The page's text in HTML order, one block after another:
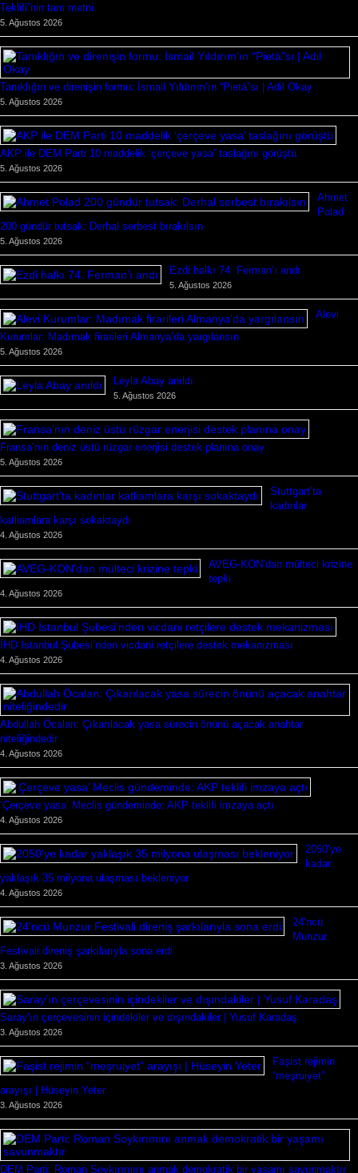
Teklifi”nin tam metni
5. Ağustos 2026
Tanıklığın ve direnişin formu: İsmail Yıldırım’ın “Pietà”sı | Adil Okay
5. Ağustos 2026
AKP ile DEM Parti 10 maddelik ‘çerçeve yasa’ taslağını görüştü
5. Ağustos 2026
Ahmet
Polad
200 gündür tutsak: Derhal serbest bırakılsın
5. Ağustos 2026
Ezdi halkı 74. Ferman’ı andı
5. Ağustos 2026
Alevi
Kurumlar: Madımak firarileri Almanya’da yargılansın
5. Ağustos 2026
Leyla Abay anıldı
5. Ağustos 2026
Fransa’nın deniz üstü rüzgar enerjisi destek planına onay
5. Ağustos 2026
Stuttgart’ta
kadınlar
katliamlara karşı sokaktaydı
4. Ağustos 2026
AVEG-KON’dan mülteci krizine
tepki
4. Ağustos 2026
İHD İstanbul Şubesi’nden vicdani retçilere destek mekanizması
4. Ağustos 2026
Abdullah Öcalan: Çıkarılacak yasa sürecin önünü açacak anahtar
niteliğindedir
4. Ağustos 2026
‘Çerçeve yasa’ Meclis gündeminde: AKP teklifi imzaya açtı
4. Ağustos 2026
2050’ye
kadar
yaklaşık 35 milyona ulaşması bekleniyor
4. Ağustos 2026
24’ncü
Munzur
Festivali direniş şarkılarıyla sona erdi
3. Ağustos 2026
Saray’ın çerçevesinin içindekiler ve dışındakiler | Yusuf Karadaş
3. Ağustos 2026
Faşist rejimin
“meşruiyet”
arayışı | Hüseyin Yeter
3. Ağustos 2026
DEM Parti: Roman Soykırımını anmak demokratik bir yaşamı savunmaktır